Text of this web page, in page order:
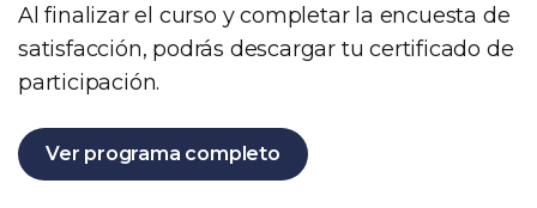
Al finalizar el curso y completar la encuesta de
satisfacción, podrás descargar tu certificado de
participación.
Ver programa completo